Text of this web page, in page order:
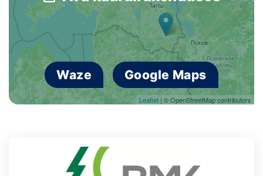
Leaflet | © OpenStreetMap contributors
Waze Google Maps